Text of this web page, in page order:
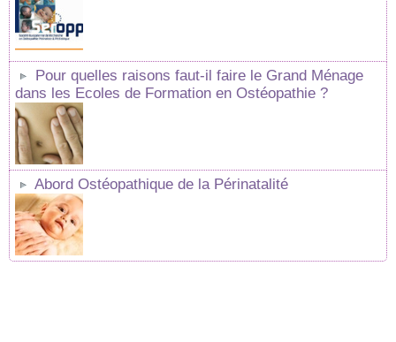
Pour quelles raisons faut-il faire le Grand Ménage
dans les Ecoles de Formation en Ostéopathie ?
Abord Ostéopathique de la Périnatalité